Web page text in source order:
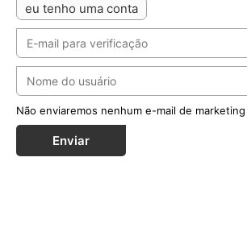
eu tenho uma conta
Não enviaremos nenhum e-mail de
Enviar